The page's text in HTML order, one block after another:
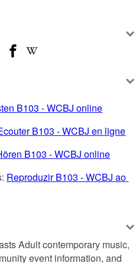
B103 - WCBJ online
B103 - WCBJ en ligne
B103 - WCBJ online
Reproduzir B103 - WCBJ ao
Adult contemporary music,
event information, and